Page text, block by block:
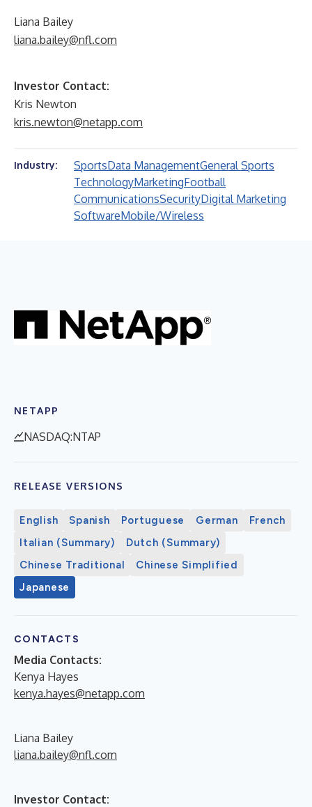
Liana Bailey
liana.bailey@nfl.com
Investor Contact:
Kris Newton
kris.newton@netapp.com
Industry: SportsData ManagementGeneral Sports
TechnologyMarketingFootball
CommunicationsSecurityDigital Marketing
SoftwareMobile/Wireless
NETAPP
NASDAQ:NTAP
RELEASE VERSIONS
English Spanish Portuguese German
French
Italian (Summary)
Dutch (Summary)
Chinese Traditional
Chinese Simplified
Japanese
CONTACTS
Media Contacts:
Kenya Hayes
kenya.hayes@netapp.com
Liana Bailey
liana.bailey@nfl.com
Investor Contact: